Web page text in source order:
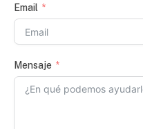
Email
Mensaje